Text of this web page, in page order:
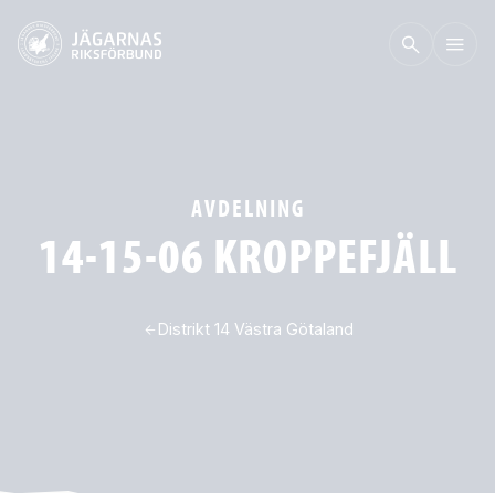
AVDELNING
14-15-06 KROPPEFJÄLL
Distrikt 14 Västra Götaland